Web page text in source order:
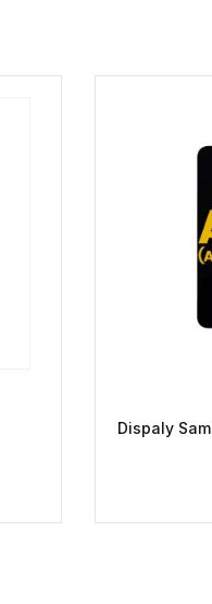
Dispaly